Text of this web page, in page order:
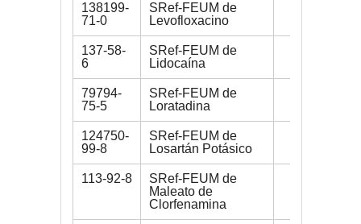
138199-
71-0
SRef-FEUM de
Levofloxacino
137-58-
6
SRef-FEUM de
Lidocaína
79794-
75-5
SRef-FEUM de
Loratadina
124750-
99-8
SRef-FEUM de
Losartán Potásico
113-92-8
SRef-FEUM de
Maleato de
Clorfenamina